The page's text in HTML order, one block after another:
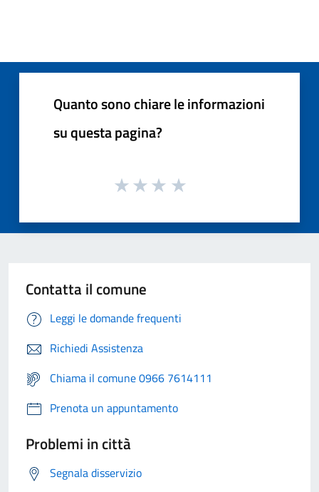
Quanto sono chiare le informazioni
su questa pagina?
Contatta il comune
Leggi le domande frequenti
Richiedi Assistenza
Chiama il comune 0966 7614111
Prenota un appuntamento
Problemi in città
Segnala disservizio